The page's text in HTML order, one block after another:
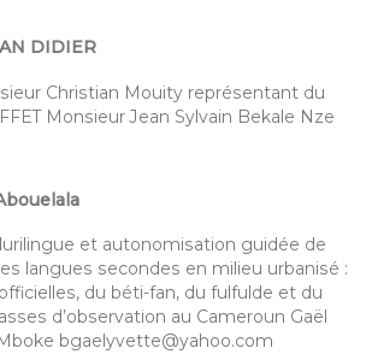
DIDIER
Christian Mouity représentant du
Monsieur Jean Sylvain Bekale Nze
et autonomisation guidée de
langues secondes en milieu urbanisé :
du béti-fan, du fulfulde et du
d’observation au Cameroun Gaël
bgaelyvette@yahoo.com